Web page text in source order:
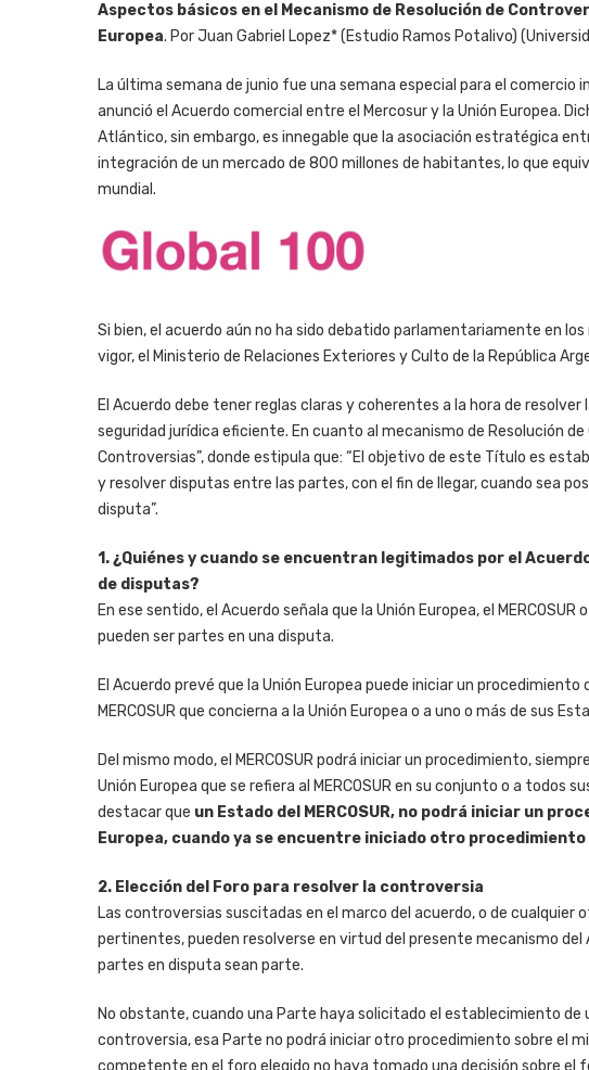
Aspectos básicos en el Mecanismo de Resolución de
Europea. Por Juan Gabriel Lopez* (Estudio Ramos Potalivo)
La última semana de junio fue una semana especial para el comercio
anunció el Acuerdo comercial entre el Mercosur y la Unión Europea.
Atlántico, sin embargo, es innegable que la asociación estratégica
integración de un mercado de 800 millones de habitantes, lo que
mundial.
Si bien, el acuerdo aún no ha sido debatido parlamentariamente en
vigor, el Ministerio de Relaciones Exteriores y Culto de la República
El Acuerdo debe tener reglas claras y coherentes a la hora de
seguridad jurídica eficiente. En cuanto al mecanismo de Resolución
Controversias”, donde estipula que: “El objetivo de este Título es
y resolver disputas entre las partes, con el fin de llegar, cuando sea
disputa”.
1. ¿Quiénes y cuando se encuentran legitimados por el
de disputas?
En ese sentido, el Acuerdo señala que la Unión Europea, el
pueden ser partes en una disputa.
El Acuerdo prevé que la Unión Europea puede iniciar un
MERCOSUR que concierna a la Unión Europea o a uno o más de sus
Del mismo modo, el MERCOSUR podrá iniciar un procedimiento,
Unión Europea que se refiera al MERCOSUR en su conjunto o a todos
destacar que un Estado del MERCOSUR, no podrá iniciar un
Europea, cuando ya se encuentre iniciado otro
2. Elección del Foro para resolver la controversia
Las controversias suscitadas en el marco del acuerdo, o de cualquier
pertinentes, pueden resolverse en virtud del presente mecanismo del
partes en disputa sean parte.
No obstante, cuando una Parte haya solicitado el establecimiento de
controversia, esa Parte no podrá iniciar otro procedimiento sobre el
competente en el foro elegido no haya tomado una decisión sobre el